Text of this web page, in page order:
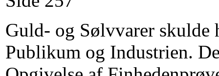
Guld- og Sølvvarer skulde
Publikum og Industrien.